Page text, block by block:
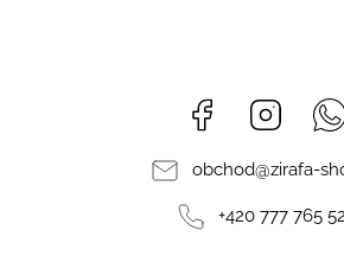
Facebook
obchod@zirafa-
+420 777 765